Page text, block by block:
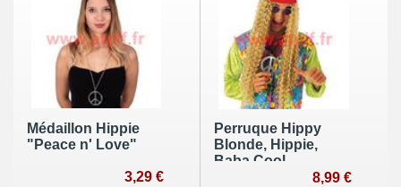
Médaillon Hippie
"Peace n' Love"
3,29 €
Perruque Hippy
Blonde, Hippie,
Baba Cool,
8,99 €